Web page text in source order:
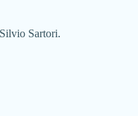
Sartori.